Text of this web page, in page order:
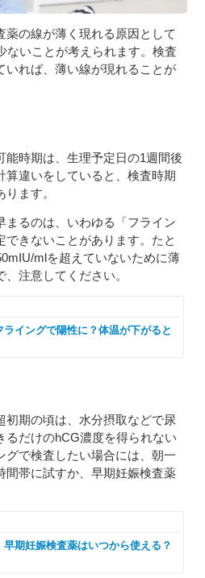
薬の線が薄く現れる原因として
ないことが考えられます。検査
いれば、薄い線が現れることが
能時期は、生理予定日の1週間後
算違いをしていると、検査時期
ます。
まるのは、いわゆる「フライン
できないことがあります。たと
mlを超えていないために薄
注意してください。
イングで陽性に？体温が下がると
初期の頃は、水分摂取などで尿
るだけのhCG濃度を得られない
グで検査したい場合には、朝一
間帯に試すか、早期妊娠検査薬
期妊娠検査薬はいつから使える？